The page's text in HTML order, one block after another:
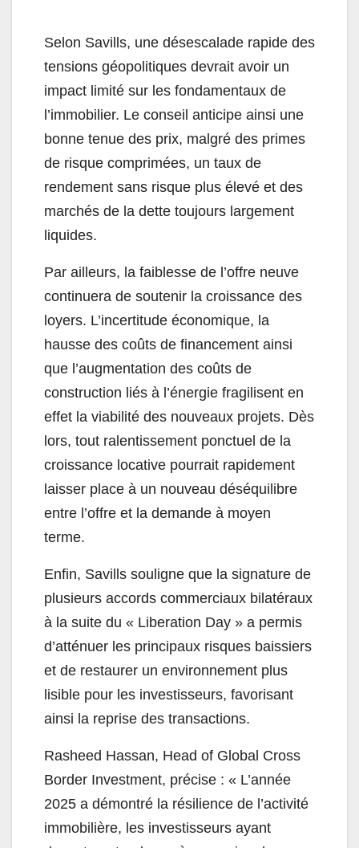
Selon Savills, une désescalade rapide des
tensions géopolitiques devrait avoir un
impact limité sur les fondamentaux de
l’immobilier. Le conseil anticipe ainsi une
bonne tenue des prix, malgré des primes
de risque comprimées, un taux de
rendement sans risque plus élevé et des
marchés de la dette toujours largement
liquides.
Par ailleurs, la faiblesse de l’offre neuve
continuera de soutenir la croissance des
loyers. L’incertitude économique, la
hausse des coûts de financement ainsi
que l’augmentation des coûts de
construction liés à l’énergie fragilisent en
effet la viabilité des nouveaux projets. Dès
lors, tout ralentissement ponctuel de la
croissance locative pourrait rapidement
laisser place à un nouveau déséquilibre
entre l’offre et la demande à moyen
terme.
Enfin, Savills souligne que la signature de
plusieurs accords commerciaux bilatéraux
à la suite du « Liberation Day » a permis
d’atténuer les principaux risques baissiers
et de restaurer un environnement plus
lisible pour les investisseurs, favorisant
ainsi la reprise des transactions.
Rasheed Hassan, Head of Global Cross
Border Investment, précise : « L’année
2025 a démontré la résilience de l’activité
immobilière, les investisseurs ayant